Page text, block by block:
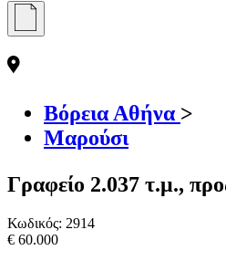
Βόρεια Αθήνα >
Μαρούσι
Γραφείο 2.037 τ.μ.,
Κωδικός: 2914
€ 60.000